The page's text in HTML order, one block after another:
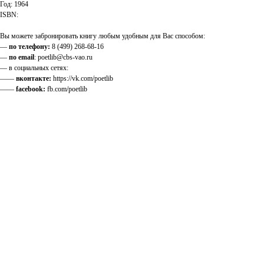
Год: 1964
ISBN:
Вы можете забронировать книгу любым удобным для Вас способом:
— по телефону: 8 (499) 268-68-16
— по email: poetlib@cbs-vao.ru
— в социальных сетях:
—— вконтакте: https://vk.com/poetlib
—— facebook: fb.com/poetlib